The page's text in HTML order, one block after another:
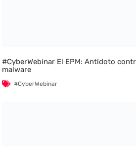
#CyberWebinar El EPM: Antídoto
malware
#CyberWebinar